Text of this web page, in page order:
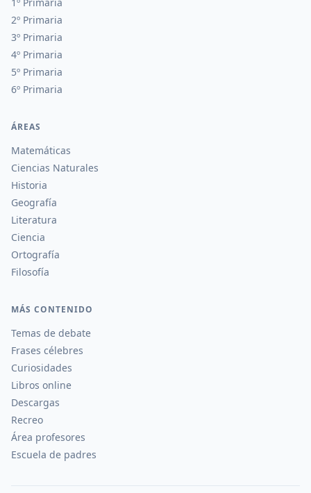
2º Primaria
3º Primaria
4º Primaria
5º Primaria
6º Primaria
ÁREAS
Matemáticas
Ciencias Naturales
Historia
Geografía
Literatura
Ciencia
Ortografía
Filosofía
MÁS CONTENIDO
Temas de debate
Frases célebres
Curiosidades
Libros online
Descargas
Recreo
Área profesores
Escuela de padres